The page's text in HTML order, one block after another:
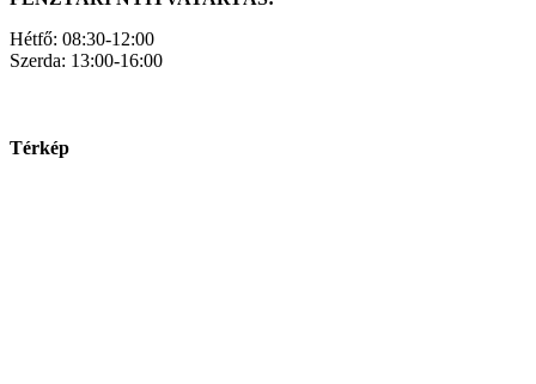
Hétfő: 08:30-12:00
Szerda: 13:00-16:00
Térkép